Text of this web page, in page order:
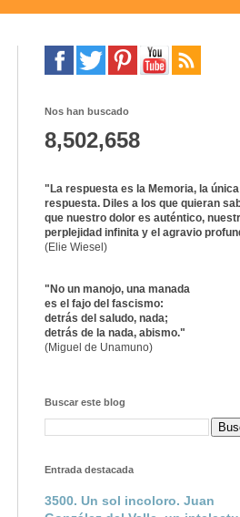
Nos han buscado
8,502,658
"La respuesta es la Memoria, la única
respuesta. Diles a los que quieran
que nuestro dolor es auténtico,
perplejidad infinita y el agravio
(Elie Wiesel)
"No un manojo, una manada
es el fajo del fascismo:
detrás del saludo, nada;
detrás de la nada, abismo."
(Miguel de Unamuno)
Buscar este blog
Entrada destacada
3500. Un sol incoloro. Juan